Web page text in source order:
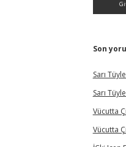
Son
Sarı
Sarı
Vücutta
Vücutta